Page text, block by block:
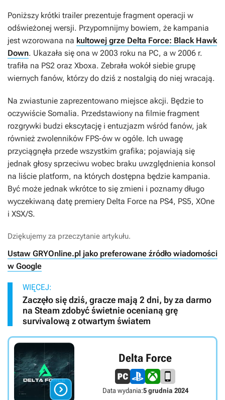
Poniższy krótki trailer prezentuje fragment operacji w
odświeżonej wersji. Przypomnijmy bowiem, że kampania
jest wzorowana na kultowej grze Delta Force: Black Hawk
Down. Ukazała się ona w 2003 roku na PC, a w 2006 r.
trafiła na PS2 oraz Xboxa. Zebrała wokół siebie grupę
wiernych fanów, którzy do dziś z nostalgią do niej wracają.
Na zwiastunie zaprezentowano miejsce akcji. Będzie to
oczywiście Somalia. Przedstawiony na filmie fragment
rozgrywki budzi ekscytację i entuzjazm wśród fanów, jak
również zwolenników FPS-ów w ogóle. Ich uwagę
przyciągnęła przede wszystkim grafika; pojawiają się
jednak głosy sprzeciwu wobec braku uwzględnienia konsol
na liście platform, na których dostępna będzie kampania.
Być może jednak wkrótce to się zmieni i poznamy długo
wyczekiwaną datę premiery Delta Force na PS4, PS5, XOne
i XSX/S.
Dziękujemy za przeczytanie artykułu.
Ustaw GRYOnline.pl jako preferowane źródło wiadomości
w Google
WIĘCEJ:
Zaczęło się dziś, gracze mają 2 dni, by za darmo
na Steam zdobyć świetnie ocenianą grę
survivalową z otwartym światem

Delta Force
Data wydania:5 grudnia 2024